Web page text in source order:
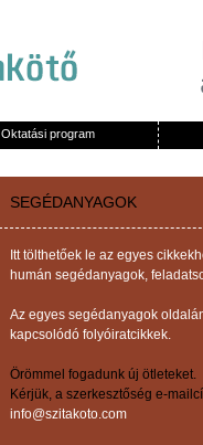
Oktatási program
SEGÉDANYAGOK
Itt tölthetőek le az egyes
humán segédanyagok,
Az egyes segédanyagok
kapcsolódó folyóiratcikkek.
Örömmel fogadunk új ötleteket.
Kérjük, a szerkesztőség e-
info@szitakoto.com